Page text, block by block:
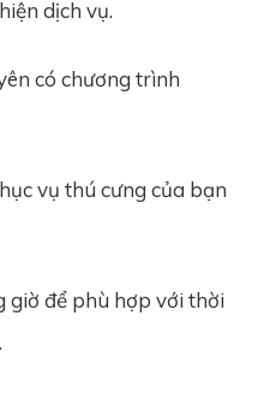
dịch vụ.
có chương trình
vụ thú cưng của bạn
giờ để phù hợp với thời